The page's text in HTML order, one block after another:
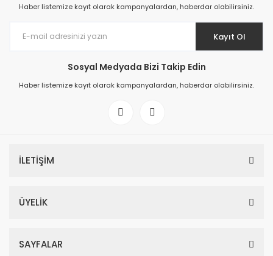
Haber listemize kayıt olarak kampanyalardan, haberdar olabilirsiniz.
Kayıt Ol
Sosyal Medyada Bizi Takip Edin
Haber listemize kayıt olarak kampanyalardan, haberdar olabilirsiniz.
İLETİŞİM
ÜYELİK
SAYFALAR